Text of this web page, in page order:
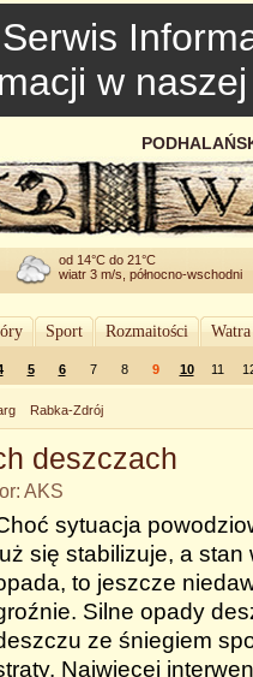
w
od 14°C do 21°C
wiatr 3 m/s, północno-wschodni
Sport Rozmaitości
5 6 7 8 9 10 11
Rabka-Zdrój
deszczach
AKS
sytuacja
się stabilizuje, a stan
to jeszcze
Silne opady
ze śniegiem
Najwięcej